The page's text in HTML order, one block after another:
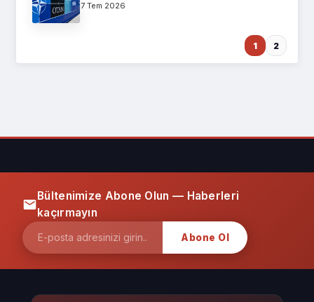
7 Tem 2026
1 2
Bültenimize Abone Olun — Haberleri
kaçırmayın
Abone Ol